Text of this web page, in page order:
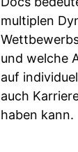
multiplen
und welche
auf
auch
haben kann.